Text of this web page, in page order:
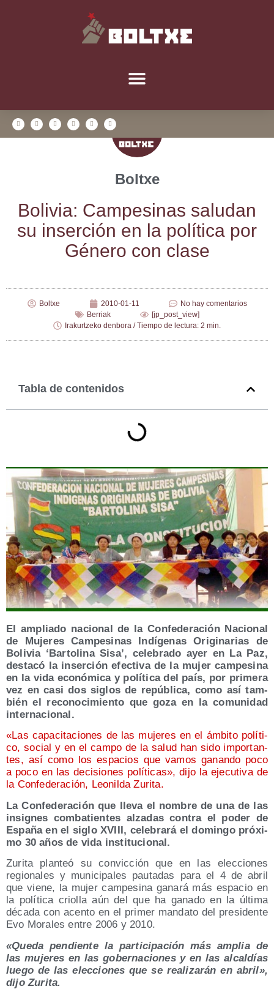
Boltxe
Boli­via: Cam­pe­si­nas salu­dan
su inser­ción en la polí­ti­ca por
Géne­ro con clase
Boltxe 2010-01-11
No hay comentarios
Berriak
[jp_post_view]
Irakurtzeko denbora / Tiempo de lectura: 2 min.
Tabla de contenidos
El amplia­do nacio­nal de la Con­fe­de­ra­ción Nacio­nal
de Muje­res Cam­pe­si­nas Indí­ge­nas Ori­gi­na­rias de
Boli­via ‘Bar­to­li­na Sisa’, cele­bra­do ayer en La Paz,
des­ta­có la inser­ción efec­ti­va de la mujer cam­pe­si­na
en la vida eco­nó­mi­ca y polí­ti­ca del país, por pri­me­ra
vez en casi dos siglos de repú­bli­ca, como así tam­
bién el reco­no­ci­mien­to que goza en la comu­ni­dad
internacional.
«Las capa­ci­ta­cio­nes de las muje­res en el ámbi­to polí­ti­
co, social y en el cam­po de la salud han sido impor­tan­
tes, así como los espa­cios que vamos ganan­do poco
a poco en las deci­sio­nes polí­ti­cas», dijo la eje­cu­ti­va de
la Con­fe­de­ra­ción, Leo­nil­da Zurita.
La Con­fe­de­ra­ción que lle­va el nom­bre de una de las
insig­nes com­ba­tien­tes alza­das con­tra el poder de
Espa­ña en el siglo XVIII, cele­bra­rá el domin­go pró­xi­
mo 30 años de vida institucional.
Zuri­ta plan­teó su con­vic­ción que en las elec­cio­nes
regio­na­les y muni­ci­pa­les pau­ta­das para el 4 de abril
que vie­ne, la mujer cam­pe­si­na gana­rá más espa­cio en
la polí­ti­ca crio­lla aún del que ha gana­do en la últi­ma
déca­da con acen­to en el pri­mer man­da­to del pre­si­den­te
Evo Mora­les entre 2006 y 2010.
«Que­da pen­dien­te la par­ti­ci­pa­ción más amplia de
las muje­res en las gober­na­cio­nes y en las alcal­días
lue­go de las elec­cio­nes que se rea­li­za­rán en abril»,
dijo Zurita.